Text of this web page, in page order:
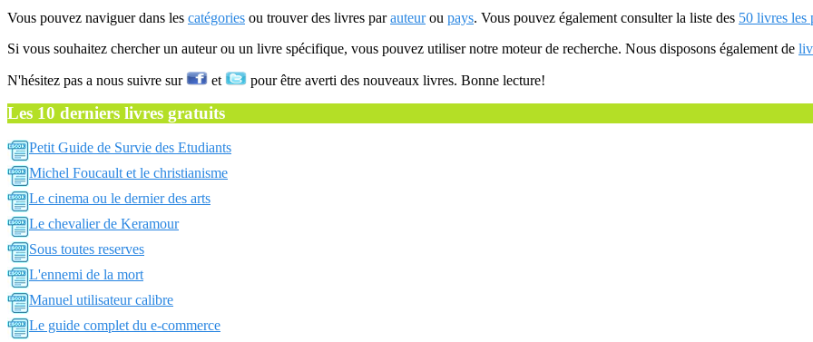
Vous pouvez naviguer dans les catégories ou trouver des livres parauteurou pays. Vous pouvez également consulter la liste des 50 livres les
Si vous souhaitez chercher un auteur ou un livre spécifique, vous pouvez utiliser notre moteur de recherche. Nous disposons également de
N'hésitez pas a nous suivre sur et pour être averti des nouveaux livres. Bonne lecture!
Les 10 derniers livres gratuits
Petit Guide de Survie des Etudiants
Michel Foucault et le christianisme
Le cinema ou le dernier des arts
Le chevalier de Keramour
Sous toutes reserves
L'ennemi de la mort
Manuel utilisateur calibre
Le guide complet du e-commerce